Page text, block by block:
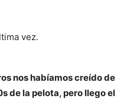
nos habíamos creído de
de la pelota, pero llego el